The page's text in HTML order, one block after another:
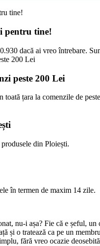
pentru tine!
dacă ai vreo întrebare.
peste 200 Lei
toată țara la comenzile de
din Ploiești.
în termen de maxim 14 zile.
nu-i așa? Fie că e șeful,
și o tratează ca pe un
fără vreo ocazie